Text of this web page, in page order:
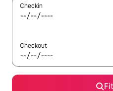
Checkin
Checkout